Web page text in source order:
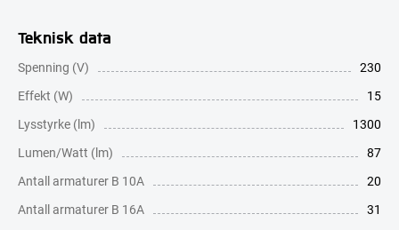
Teknisk data
Spenning (V)
230
Effekt (W)
15
Lysstyrke (lm)
1300
Lumen/Watt (lm)
87
Antall armaturer B 10A
20
Antall armaturer B 16A
31